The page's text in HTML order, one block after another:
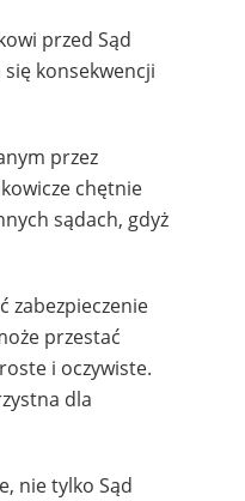
przed Sąd
konsekwencji
przez
chętnie
sądach, gdyż
zabezpieczenie
przestać
i oczywiste.
dla
nie tylko Sąd